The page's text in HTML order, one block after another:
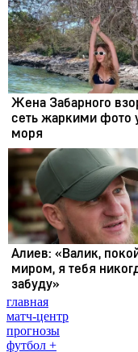
главная
матч-центр
прогнозы
футбол +